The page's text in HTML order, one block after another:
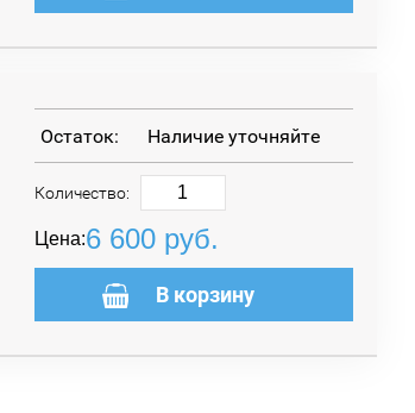
Цена:6 600руб.
Остаток: Наличие уточняйте
Количество:
В корзину